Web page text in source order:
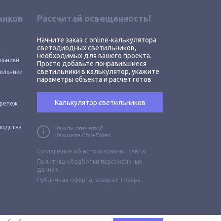
Рассчитай освещенность!
Начните заказ с online-калькулятора
светодиодных светильников,
необходимых для вашего проекта.
Просто добавьте понравившиеся
светильники в калькулятор, укажите
параметры объекта и расчет готов
Калькулятор светильников
Соглашение об использовании сайта
Политика обработки персональных
данных
Публичная оферта, возврат товара